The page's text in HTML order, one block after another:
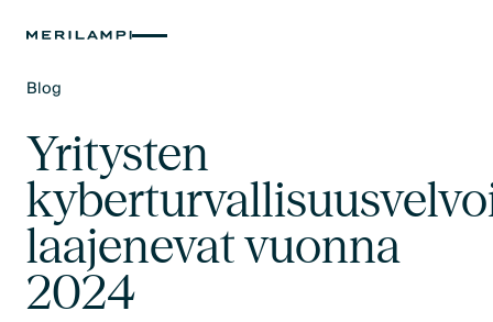
Blog
Yritysten
laajenevat vuonna
2024